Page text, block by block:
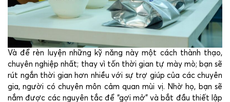
Và để rèn luyện những kỹ năng này một cách thành thạo,
chuyên nghiệp nhất; thay vì tốn thời gian tự mày mò; bạn sẽ
rút ngắn thời gian hơn nhiều với sự trợ giúp của các chuyên
gia, người có chuyên môn cảm quan mùi vị. Nhờ họ, bạn sẽ
nắm được các nguyên tắc để “gợi mở” và bắt đầu thiết lập